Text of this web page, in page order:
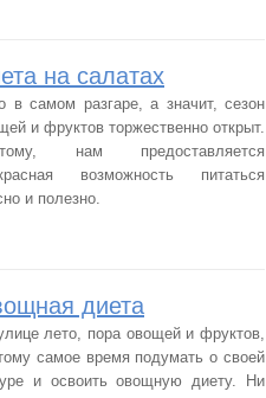
на салатах
в самом разгаре, а значит, сезон
и фруктов торжественно открыт.
нам предоставляется
возможность питаться
и полезно.
диета
лето, пора овощей и фруктов,
самое время подумать о своей
и освоить овощную диету. Ни